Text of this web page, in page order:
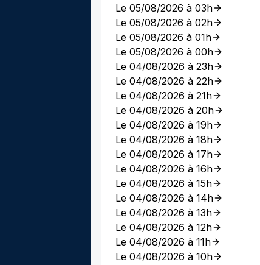
Le 05/08/2026 à 03h
Le 05/08/2026 à 02h
Le 05/08/2026 à 01h
Le 05/08/2026 à 00h
Le 04/08/2026 à 23h
Le 04/08/2026 à 22h
Le 04/08/2026 à 21h
Le 04/08/2026 à 20h
Le 04/08/2026 à 19h
Le 04/08/2026 à 18h
Le 04/08/2026 à 17h
Le 04/08/2026 à 16h
Le 04/08/2026 à 15h
Le 04/08/2026 à 14h
Le 04/08/2026 à 13h
Le 04/08/2026 à 12h
Le 04/08/2026 à 11h
Le 04/08/2026 à 10h